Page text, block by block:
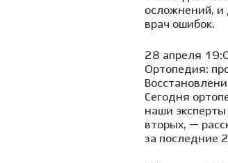
осложнений, и
врач ошибок.
28 апреля
Ортопедия:
Сегодня
наши
вторых, —
за последние